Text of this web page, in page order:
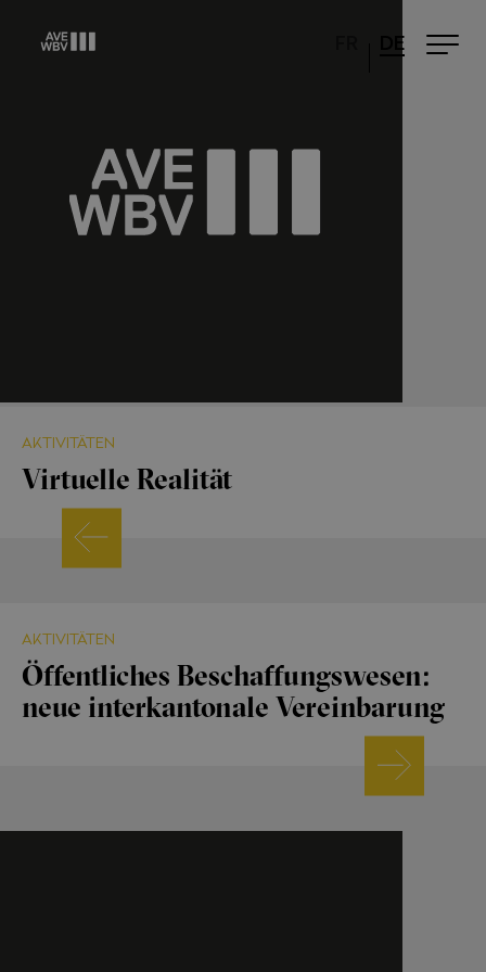
DE
AKTIVITÄTEN
Virtuelle Realität
AKTIVITÄTEN
Öffentliches Beschaffungswesen:
neue interkantonale Vereinbarung